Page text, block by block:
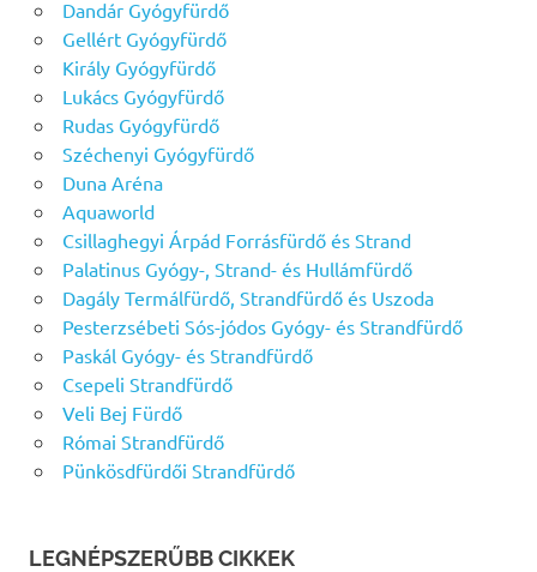
Dandár Gyógyfürdő
Gellért Gyógyfürdő
Király Gyógyfürdő
Lukács Gyógyfürdő
Rudas Gyógyfürdő
Széchenyi Gyógyfürdő
Duna Aréna
Aquaworld
Csillaghegyi Árpád Forrásfürdő és Strand
Palatinus Gyógy-, Strand- és Hullámfürdő
Dagály Termálfürdő, Strandfürdő és Uszoda
Pesterzsébeti Sós-jódos Gyógy- és Strandfürdő
Paskál Gyógy- és Strandfürdő
Csepeli Strandfürdő
Veli Bej Fürdő
Római Strandfürdő
Pünkösdfürdői Strandfürdő
LEGNÉPSZERŰBB CIKKEK